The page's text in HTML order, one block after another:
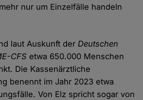
nur um Einzelfälle handeln
laut Auskunft derDeutschen
CFS etwa 650.000 Menschen
Die Kassenärztliche
benennt im Jahr 2023 etwa
Von Elz spricht sogar von